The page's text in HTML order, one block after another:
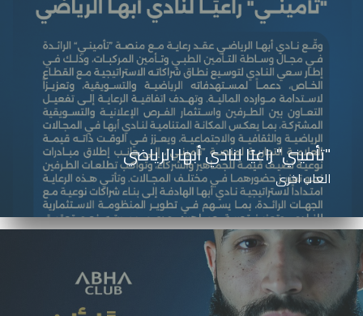
"تأميني" راعيًا لنادي أبها الرياضي
العاب اخرى